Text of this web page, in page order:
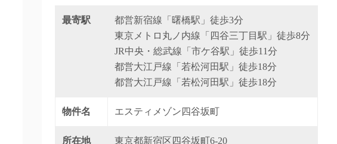
最寄駅
都営新宿線「曙橋駅」徒歩3分
東京メトロ丸ノ内線「四谷三丁目駅」徒歩8分
JR中央・総武線「市ケ谷駅」徒歩11分
都営大江戸線「若松河田駅」徒歩18分
都営大江戸線「若松河田駅」徒歩18分
物件名 エスティメゾン四谷坂町
所在地 東京都新宿区四谷坂町6-20